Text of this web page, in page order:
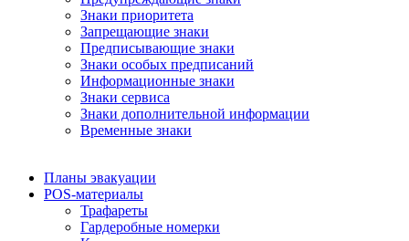
Знаки приоритета
Запрещающие знаки
Предписывающие знаки
Знаки особых предписаний
Информационные знаки
Знаки сервиса
Знаки дополнительной информации
Временные знаки
Планы эвакуации
POS-материалы
Трафареты
Гардеробные номерки